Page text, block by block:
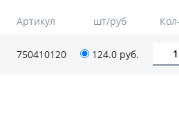
Артикул шт/руб
750410120 124.0 руб.